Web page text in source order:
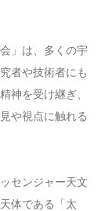
」は、多くの宇
者や技術者にも
神を受け継ぎ、
や視点に触れる
センジャー天文
体である「太